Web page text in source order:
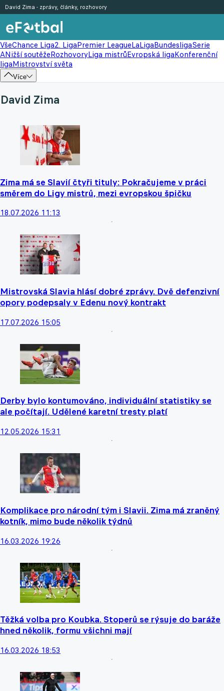
VšeChance Liga2. LigaPremier LeagueLaLigaBundesligaSerie
ANižší soutěžeRozhovoryLiga mistrůEvropská ligaKonferenční
ligaMistrovství světa
Více
David Zima - zprávy, články, rozhovory
David Zima
Zima má se Slavií čtyři tituly: Pokračujeme v práci
směrem do Ligy mistrů, mezi evropskou špičku
18.07.2026 11:13
Mistrovská Slavia hlásí dobré zprávy. Dvě defenzivní
opory podepsaly v Edenu nový kontrakt
17.07.2026 15:05
Derby bylo kontumováno, individuální statistiky se
ale počítají. Udělené karetní tresty platí
12.05.2026 15:31
Komplikace pro národní tým i Slavii. Zima má zraněný
kotník, mimo bude několik týdnů
16.03.2026 19:26
Těžká volba pro Koubka. Stoperů se rýsuje do baráže
hned několik, formu všichni mají
16.03.2026 18:53